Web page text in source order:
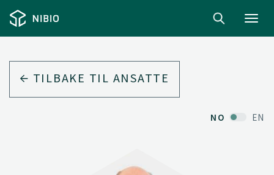
TILBAKE TIL ANSATTE
NO EN